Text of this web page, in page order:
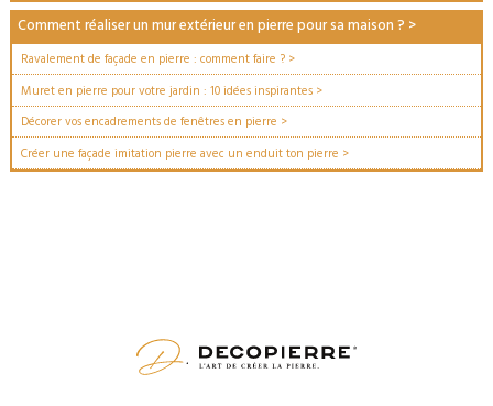
Comment réaliser un mur extérieur en pierre pour sa maison ? >
Ravalement de façade en pierre : comment faire ? >
Muret en pierre pour votre jardin : 10 idées inspirantes >
Décorer vos encadrements de fenêtres en pierre >
Créer une façade imitation pierre avec un enduit ton pierre >